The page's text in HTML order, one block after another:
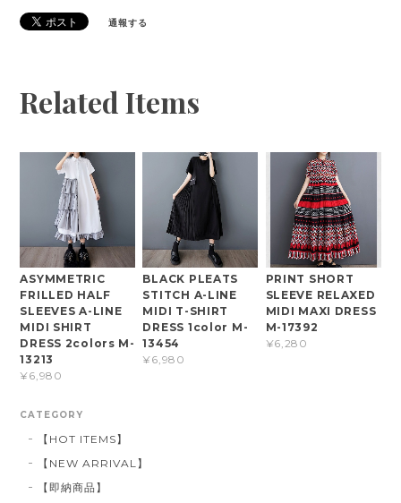
通報する
Related Items
ASYMMETRIC
FRILLED HALF
SLEEVES A-LINE
MIDI SHIRT
DRESS 2colors M-
13213
¥6,980
BLACK PLEATS
STITCH A-LINE
MIDI T-SHIRT
DRESS 1color M-
13454
¥6,980
PRINT SHORT
SLEEVE RELAXED
MIDI MAXI DRESS
M-17392
¥6,280
CATEGORY
【HOT ITEMS】
【NEW ARRIVAL】
【即納商品】